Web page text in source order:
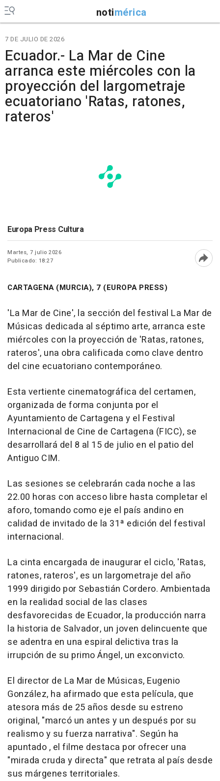
notimérica
7 DE JULIO DE 2026
Ecuador.- La Mar de Cine
arranca este miércoles con la
proyección del largometraje
ecuatoriano 'Ratas, ratones,
rateros'
Europa Press Cultura
Martes, 7 julio 2026
Publicado: 18:27
CARTAGENA (MURCIA), 7 (EUROPA PRESS)
'La Mar de Cine', la sección del festival La Mar de
Músicas dedicada al séptimo arte, arranca este
miércoles con la proyección de 'Ratas, ratones,
rateros', una obra calificada como clave dentro
del cine ecuatoriano contemporáneo.
Esta vertiente cinematográfica del certamen,
organizada de forma conjunta por el
Ayuntamiento de Cartagena y el Festival
Internacional de Cine de Cartagena (FICC), se
desarrollará del 8 al 15 de julio en el patio del
Antiguo CIM.
Las sesiones se celebrarán cada noche a las
22.00 horas con acceso libre hasta completar el
aforo, tomando como eje el país andino en
calidad de invitado de la 31ª edición del festival
internacional.
La cinta encargada de inaugurar el ciclo, 'Ratas,
ratones, rateros', es un largometraje del año
1999 dirigido por Sebastián Cordero. Ambientada
en la realidad social de las clases
desfavorecidas de Ecuador, la producción narra
la historia de Salvador, un joven delincuente que
se adentra en una espiral delictiva tras la
irrupción de su primo Ángel, un exconvicto.
El director de La Mar de Músicas, Eugenio
González, ha afirmado que esta película, que
atesora más de 25 años desde su estreno
original, "marcó un antes y un después por su
realismo y su fuerza narrativa". Según ha
apuntado , el filme destaca por ofrecer una
"mirada cruda y directa" que retrata al país desde
sus márgenes territoriales.